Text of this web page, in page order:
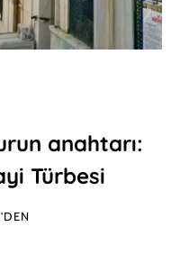
anahtarı:
Türbesi